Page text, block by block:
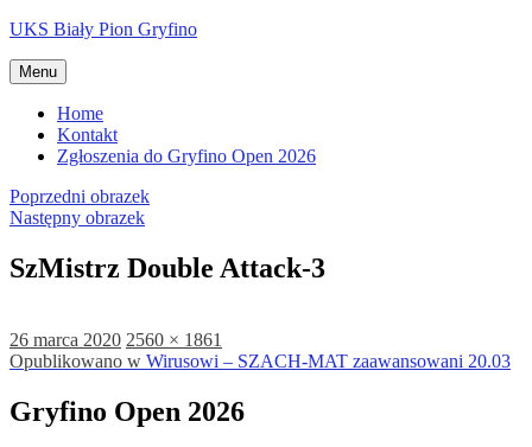
Przejdź
treści
UKS Biały Pion Gryfino
Menu
Home
Kontakt
Zgłoszenia do Gryfino Open 2026
Poprzedni obrazek
Następny obrazek
SzMistrz Double Attack-3
Data
publikacji
26 marca 2020 Pełny
rozmiar
2560 × 1861
Nawigacja
wpisu
Opublikowano w Wirusowi – SZACH-MAT zaawansowani 20.03
Gryfino Open 2026